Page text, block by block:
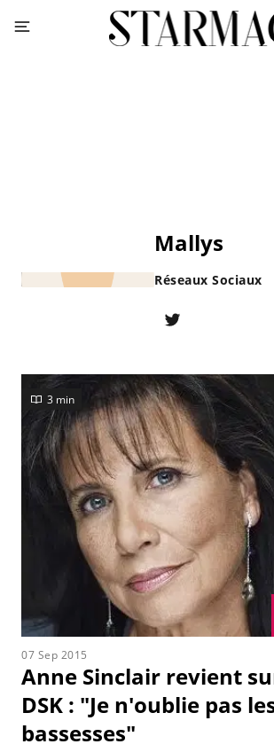
Mallys
Réseaux Sociaux
3 min
07 Sep 2015
Anne Sinclair revient
DSK : "Je n'oublie pas
bassesses"